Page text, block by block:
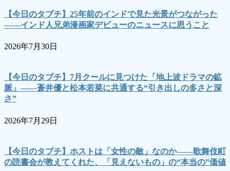
【今日のタブチ】25年前のインドで見た光景がつながった
――インド人兄弟漫画家デビューのニュースに思うこと
2026年7月30日
【今日のタブチ】7月クールに見つけた「地上波ドラマの鉱
脈」――蒼井優と松本若菜に共通する“引き出しの多さと深
さ”
2026年7月29日
【今日のタブチ】ホストは「女性の敵」なのか――歌舞伎町
の読書会が教えてくれた、「見えないもの」の“本当の”価値